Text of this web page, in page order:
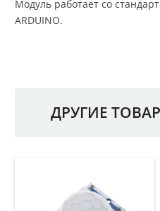
Модуль работает со
ARDUINO.
ДРУГИЕ